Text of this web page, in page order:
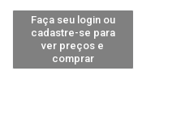
Faça seu login ou
cadastre-se para
ver preços e
comprar